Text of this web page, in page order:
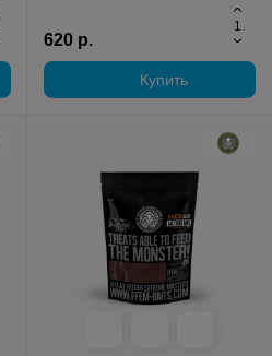
620 р.
Купить